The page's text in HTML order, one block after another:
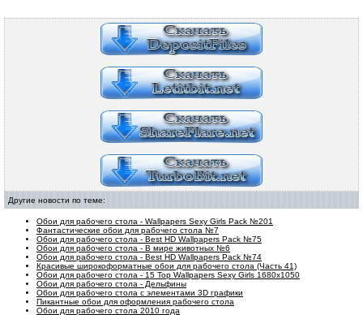
Другие новости по теме:
Обои для рабочего стола - Wallpapers Sexy Girls Pack №201
Фантастические обои для рабочего стола №7
Обои для рабочего стола - Best HD Wallpapers Pack №75
Обои для рабочего стола - В мире животных №6
Обои для рабочего стола - Best HD Wallpapers Pack №74
Красивые широкоформатные обои для рабочего стола (Часть 41)
Обои для рабочего стола - 15 Top Wallpapers Sexy Girls 1680x1050
Обои для рабочего стола - Дельфины
Обои для рабочего стола с элементами 3D графики
Пикантные обои для оформления рабочего стола
Обои для рабочего стола 2010 года